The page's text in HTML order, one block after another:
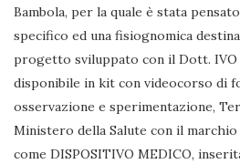
Bambola, per la quale è stata
specifico ed una fisiognomica
progetto sviluppato con il Dott. IVO
disponibile in kit con videocorso di
osservazione e sperimentazione,
Ministero della Salute con il
come DISPOSITIVO MEDICO,